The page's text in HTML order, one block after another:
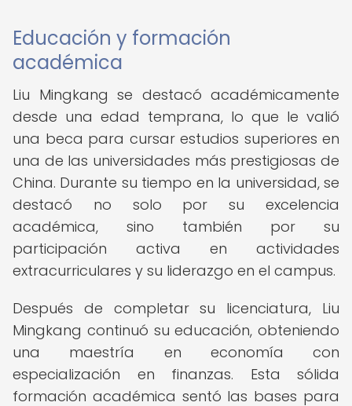
Educación y formación
académica
Liu Mingkang se destacó académicamente
desde una edad temprana, lo que le valió
una beca para cursar estudios superiores en
una de las universidades más prestigiosas de
China. Durante su tiempo en la universidad, se
destacó no solo por su excelencia
académica, sino también por su
participación activa en actividades
extracurriculares y su liderazgo en el campus.
Después de completar su licenciatura, Liu
Mingkang continuó su educación, obteniendo
una maestría en economía con
especialización en finanzas. Esta sólida
formación académica sentó las bases para